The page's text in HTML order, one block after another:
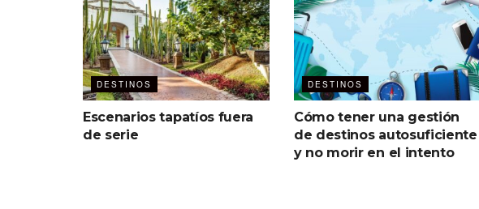
DESTINOS
Escenarios tapatíos fuera
de serie
DESTINOS
Cómo tener una gestión
de destinos autosuficiente
y no morir en el intento